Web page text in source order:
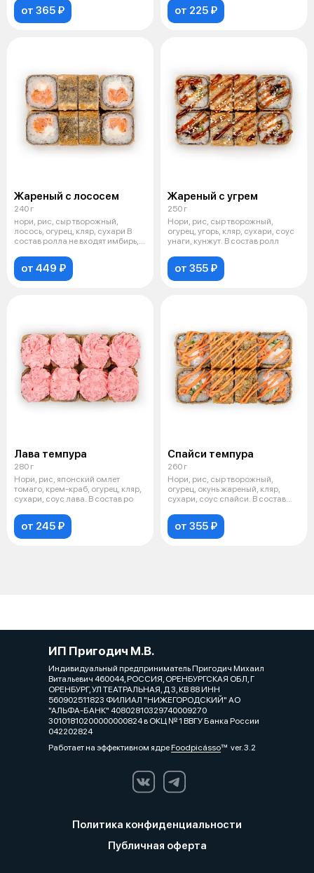
от 365 ₽ от 225 ₽
Жареный с лососем
240 г
нори, рис, сыр творожный,
лосось, огурец, кляр, сухари В
состав ролла не входят имбирь,
от 449 ₽
Жареный с угрем
250 г
Нори, рис, сыр творожный,
огурец, угорь, кляр, сухари, соус
унаги, кунжут. В состав ролл
от 355 ₽
Лава темпура
280 г
Нори, рис, японский омлет
томаго, крем-краб, огурец, кляр,
сухари, соус лава. В состав ро
от 245 ₽
Спайси темпура
260 г
Нори, рис, сыр творожный,
огурец, окунь жареный, кляр,
сухари, соус спайси. В состав
от 355 ₽
ИП Пригодич М.В.
Индивидуальный предприниматель Пригодич Михаил
Витальевич 460044, РОССИЯ, ОРЕНБУРГСКАЯ ОБЛ, Г
ОРЕНБУРГ, УЛ ТЕАТРАЛЬНАЯ, Д 3, КВ 88 ИНН
560902511823 ФИЛИАЛ "НИЖЕГОРОДСКИЙ" АО
"АЛЬФА-БАНК" 40802810329740009270
30101810200000000824 в ОКЦ № 1 ВВГУ Банка России
042202824
Работает на эффективном ядреFoodpicássover. 3.2
Политика конфиденциальности
Публичная оферта